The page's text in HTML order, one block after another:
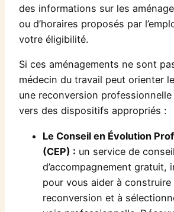
des informations sur les
ou d’horaires proposés par
votre éligibilité.
Si ces aménagements ne sont
médecin du travail peut orienter
une reconversion
vers des dispositifs appropriés :
Le Conseil en Évolution
(CEP) : un service de
d’accompagnement gratuit,
pour vous aider à
reconversion et à